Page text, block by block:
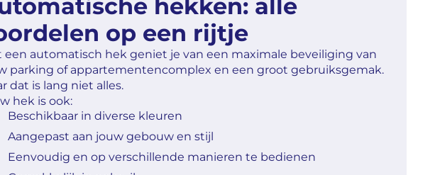
hekken: alle
op een rijtje
een automatisch hek geniet je van een maximale beveiliging van
parking of appartementencomplex en een groot gebruiksgemak.
dat is lang niet alles.
hek is ook:
Beschikbaar in diverse kleuren
Aangepast aan jouw gebouw en stijl
Eenvoudig en op verschillende manieren te bedienen